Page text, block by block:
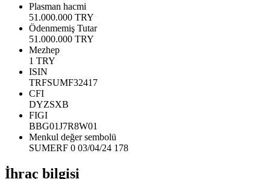
Plasman hacmi
51.000.000 TRY
Ödenmemiş Tutar
51.000.000 TRY
Mezhep
1 TRY
ISIN
TRFSUMF32417
CFI
DYZSXB
FIGI
BBG01J7R8W01
Menkul değer sembolü
SUMERF 0 03/04/24 178
İhraç bilgisi